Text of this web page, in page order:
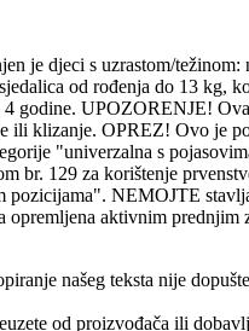
je djeci s uzrastom/težinom:
od rođenja do 13 kg,
4 godine. UPOZORENJE!
ili klizanje. OPREZ! Ovo je
"univerzalna s
br. 129 za korištenje
pozicijama". NEMOJTE
opremljena aktivnim prednjim
našeg teksta nije
od proizvođača ili